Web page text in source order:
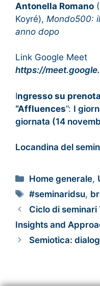
Antonella Romano
Koyré), Mondo500:
anno dopo
Link Google Meet
https://
Ingresso su
“Affluences”: I
giornata (14
Locandina del semin
Home generale,
#seminaridsu,
Ciclo di seminari
Insights and
Semiotica: